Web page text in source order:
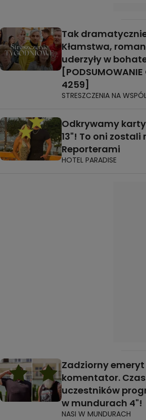
Tak
Kłamstwa,
uderzyły w
[PODSUMOWANIE
4259]
STRESZCZENIA NA
Odkrywamy
13"! To oni
Reporterami
HOTEL PARADISE
Zadziorny
komentator.
uczestników
w mundurach 4"!
NASI W MUNDURACH